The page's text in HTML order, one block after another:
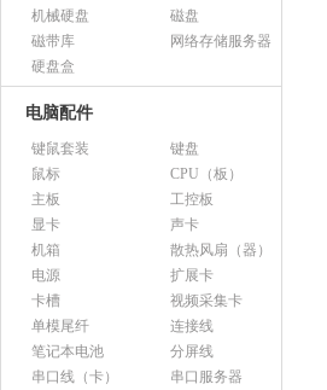
机械硬盘
磁盘
磁带库
网络存储服务器
硬盘盒
电脑配件
键鼠套装
键盘
鼠标
CPU（板）
主板
工控板
显卡
声卡
机箱
散热风扇（器）
电源
扩展卡
卡槽
视频采集卡
单模尾纤
连接线
笔记本电池
分屏线
串口线（卡）
串口服务器